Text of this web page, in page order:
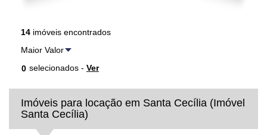
14 imóveis encontrados
0 selecionados - Ver
Imóveis para locação em Santa Cecília (Imóvel
Santa Cecília)